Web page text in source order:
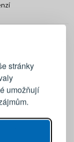
stránky
umožňují